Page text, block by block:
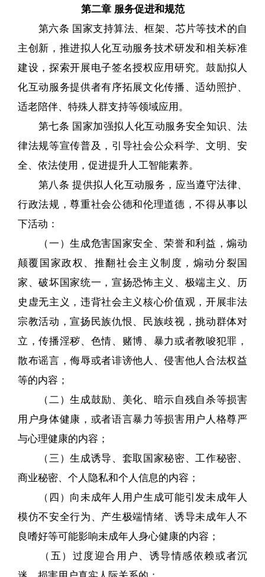
第二章 服务促进和规范
第六条 国家支持算法、框架、芯片等技术的自
主创新，推进拟人化互动服务技术研发和相关标准
建设，探索开展电子签名授权应用研究。鼓励拟人
化互动服务提供者有序拓展文化传播、适幼照护、
适老陪伴、特殊人群支持等领域应用。
第七条 国家加强拟人化互动服务安全知识、法
律法规等宣传普及，引导社会公众科学、文明、安
全、依法使用，促进提升人工智能素养。
第八条 提供拟人化互动服务，应当遵守法律、
行政法规，尊重社会公德和伦理道德，不得从事以
下活动：
（一）生成危害国家安全、荣誉和利益，煽动
颠覆国家政权、推翻社会主义制度，煽动分裂国
家、破坏国家统一，宣扬恐怖主义、极端主义、历
史虚无主义，违背社会主义核心价值观，开展非法
宗教活动，宣扬民族仇恨、民族歧视，挑动群体对
立，传播淫秽、色情、赌博、暴力或者教唆犯罪，
散布谣言，侮辱或者诽谤他人、侵害他人合法权益
等的内容；
（二）生成鼓励、美化、暗示自残自杀等损害
用户身体健康，或者语言暴力等损害用户人格尊严
与心理健康的内容；
（三）生成诱导、套取国家秘密、工作秘密、
商业秘密、个人隐私和个人信息的内容；
（四）向未成年人用户生成可能引发未成年人
模仿不安全行为、产生极端情绪、诱导未成年人不
良嗜好等可能影响未成年人身心健康的内容；
（五）过度迎合用户、诱导情感依赖或者沉